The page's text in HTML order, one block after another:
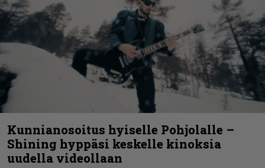
Kunnianosoitus hyiselle Pohjolalle –
Shining hyppäsi keskelle kinoksia
uudella videollaan